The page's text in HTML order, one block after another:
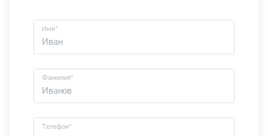
Имя*
Фамилия*
Телефон*